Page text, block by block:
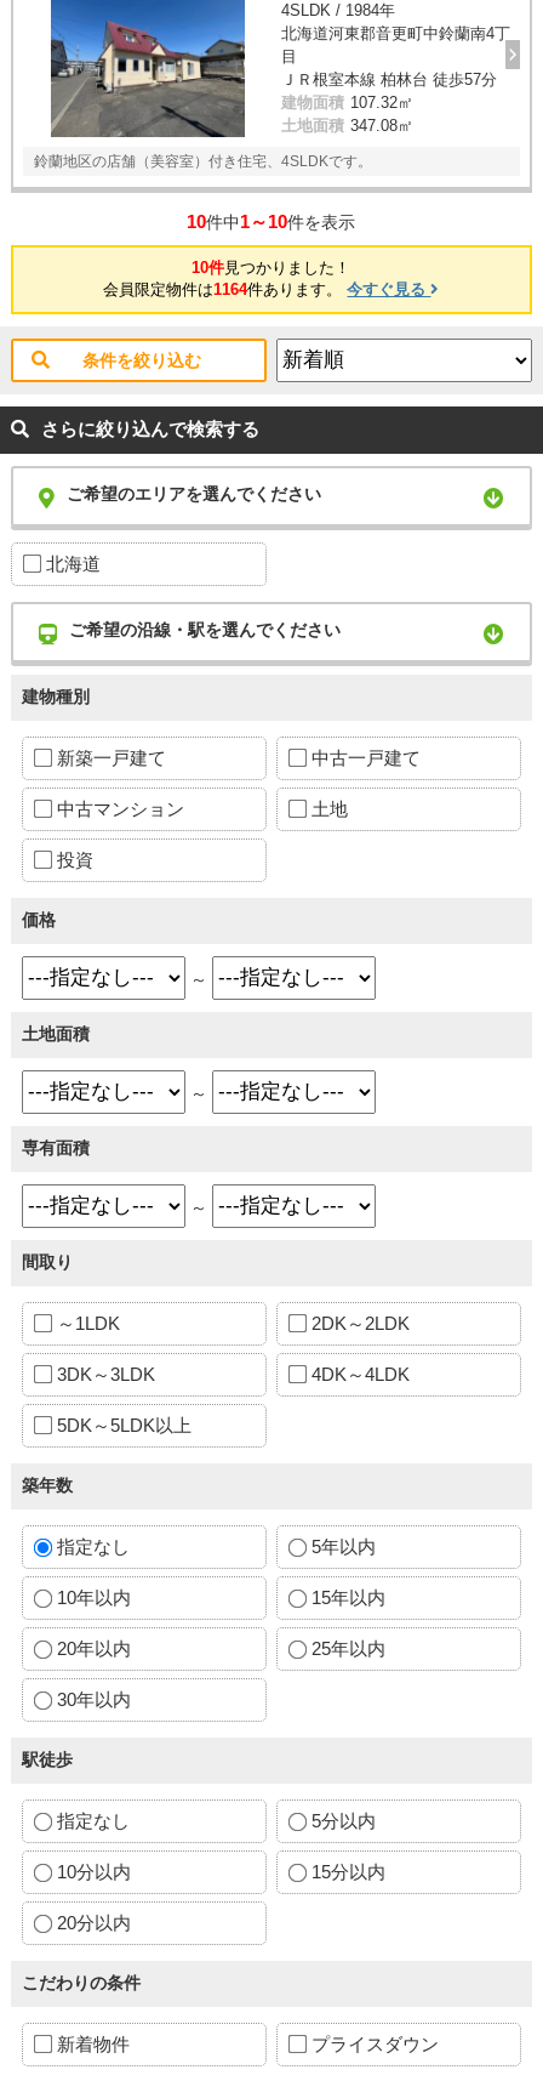
4SLDK / 1984年
北海道河東郡音更町中鈴蘭南4丁
目
ＪＲ根室本線 柏林台 徒歩57分
建物面積 107.32㎡
土地面積 347.08㎡
鈴蘭地区の店舗（美容室）付き住宅、4SLDKです。
10件中1～10件を表示
10件見つかりました！
会員限定物件は1164件あります。今すぐ見る
条件を絞り込む
さらに絞り込んで検索する
ご希望のエリアを選んでください
北海道
ご希望の沿線・駅を選んでください
建物種別
新築一戸建て 中古一戸建て
中古マンション 土地
投資
価格
～
土地面積
～
専有面積
～
間取り
～1LDK 2DK～2LDK
3DK～3LDK 4DK～4LDK
5DK～5LDK以上
築年数
指定なし 5年以内
10年以内 15年以内
20年以内 25年以内
30年以内
駅徒歩
指定なし 5分以内
10分以内 15分以内
20分以内
こだわりの条件
新着物件 プライスダウン